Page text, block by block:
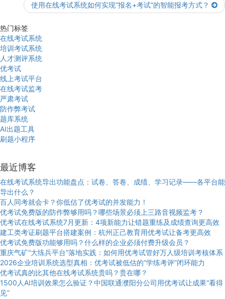
使用在线考试系统如何实现“报名+考试”的智能报考方式？
热门标签
在线考试系统
培训考试系统
人才测评系统
优考试
线上考试平台
在线考试监考
严肃考试
防作弊考试
题库系统
AI出题工具
刷题小程序
最近博客
在线考试系统导出功能盘点：试卷、答卷、成绩、学习记录——各平台能
导出什么？
百人同考就会卡？你低估了优考试的并发能力！
优考试免费版的防作弊够用吗？哪些场景必须上三路音视频监考？
优考试在线考试系统7月更新：4项新能力让错题重练及成绩查询更高效
建工类考证刷题平台搭建案例：杭州正己教育用优考试让备考更高效
优考试免费版功能够用吗？什么样的企业必须付费升级会员？
重庆气矿“大练兵平台”落地实践：如何用优考试管好万人级培训考核体系
2026企业培训系统选型真相：优考试被低估的“学练考评”闭环能力
优考试真的比其他在线考试系统贵吗？贵在哪？
1500人AI培训效果怎么验证？中国联通濮阳分公司用优考试让成果“看得
见”